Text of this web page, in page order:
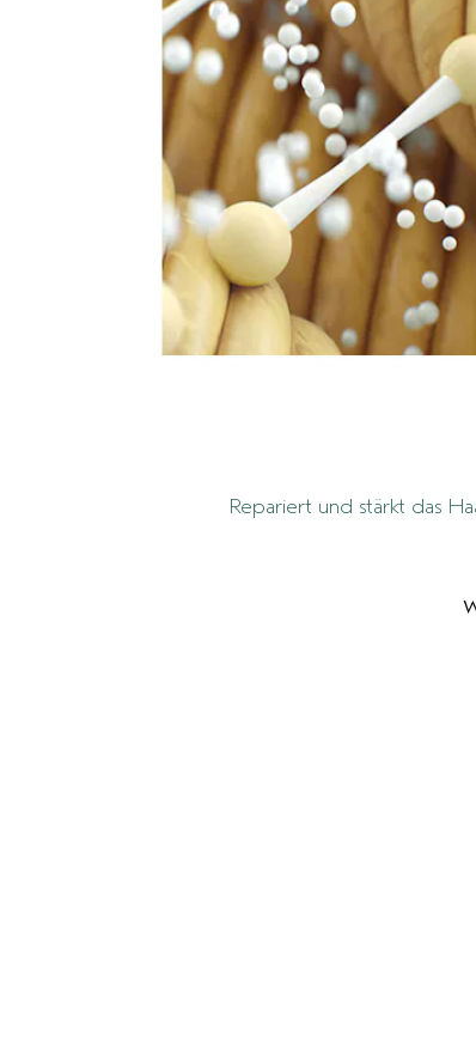
Repariert und stärkt das